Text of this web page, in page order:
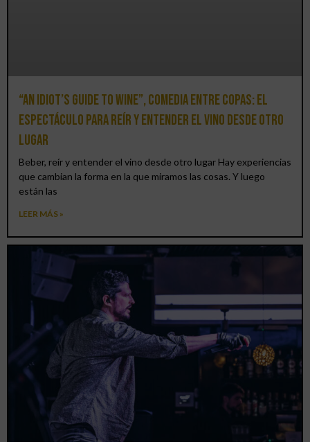
“An Idiot’s Guide to Wine”, comedia entre copas: el
espectáculo para reír y entender el vino desde otro
lugar
Beber, reír y entender el vino desde otro lugar Hay experiencias
que cambian la forma en la que miramos las cosas. Y luego
están las
LEER MÁS »